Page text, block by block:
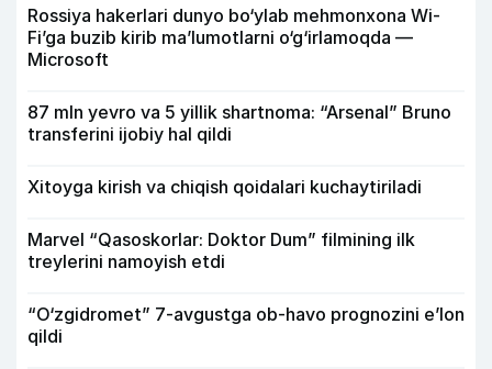
Rossiya hakerlari dunyo bo‘ylab mehmonxona Wi-
Fi’ga buzib kirib ma’lumotlarni o‘g‘irlamoqda —
Microsoft
87 mln yevro va 5 yillik shartnoma: “Arsenal” Bruno
transferini ijobiy hal qildi
Xitoyga kirish va chiqish qoidalari kuchaytiriladi
Marvel “Qasoskorlar: Doktor Dum” filmining ilk
treylerini namoyish etdi
“O‘zgidromet” 7-avgustga ob-havo prognozini e’lon
qildi